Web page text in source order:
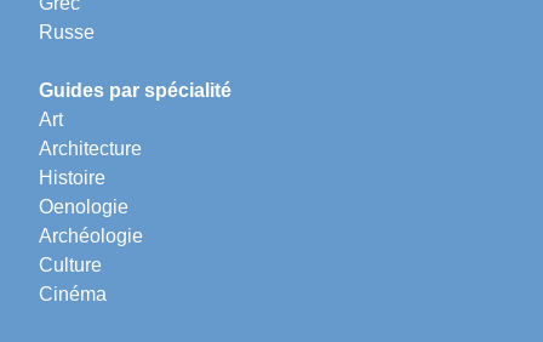
Russe
Guides par spécialité
Art
Architecture
Histoire
Oenologie
Archéologie
Culture
Cinéma